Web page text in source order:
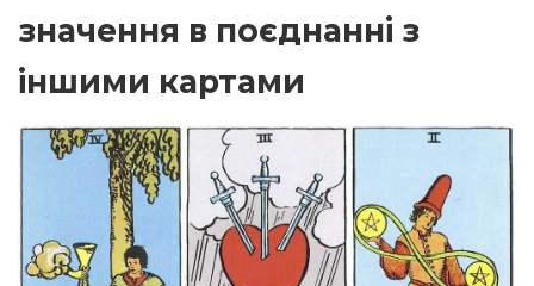
значення в поєднанні з
іншими картами